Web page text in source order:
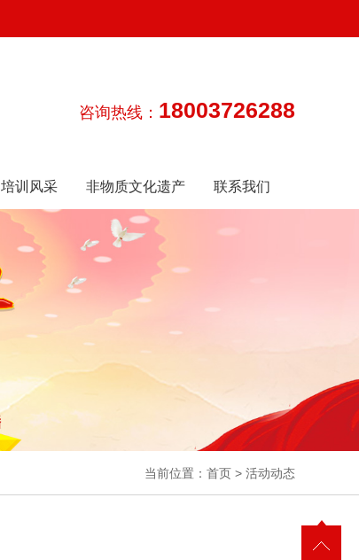
咨询热线： 18003726288
培训风采 非物质文化遗产
传承
联系我们
当前位置： 首页 > 活动动态